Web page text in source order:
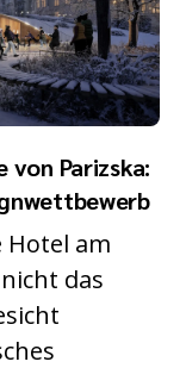
von Parizska:
am
das